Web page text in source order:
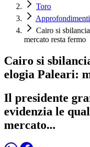
Toro
Approfondimenti
Cairo si
mercato resta fermo
Cairo si
elogia Paleari:
Il presidente
evidenzia le
mercato...